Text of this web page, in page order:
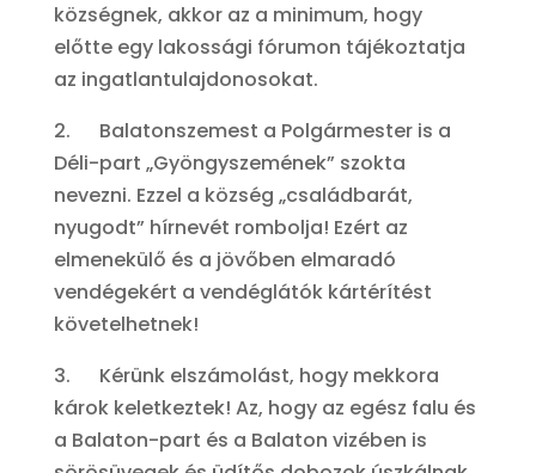
községnek, akkor az a minimum, hogy
előtte egy lakossági fórumon tájékoztatja
az ingatlantulajdonosokat.
2. Balatonszemest a Polgármester is a
Déli-part „Gyöngyszemének” szokta
nevezni. Ezzel a község „családbarát,
nyugodt” hírnevét rombolja! Ezért az
elmenekülő és a jövőben elmaradó
vendégekért a vendéglátók kártérítést
követelhetnek!
3. Kérünk elszámolást, hogy mekkora
károk keletkeztek! Az, hogy az egész falu és
a Balaton-part és a Balaton vizében is